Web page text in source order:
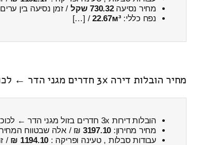
מחיר נסיעה730.32 שקל / זמן נסיעה בין
נפח כללי:22.67м³
/ […]
מחיר הובלות דירה 3x חדרים מגני הדר ← לכוכב השחר כולל פירוק והרכבה
הובלות דירות 3x חדרים בזול מגני הדר ← לכוכב השחר
מחיר מחירון: 3197.10 ₪ / אלה שבטווח
עבודות סבלות , טעינה ופריקה : 1194.10 ₪
/